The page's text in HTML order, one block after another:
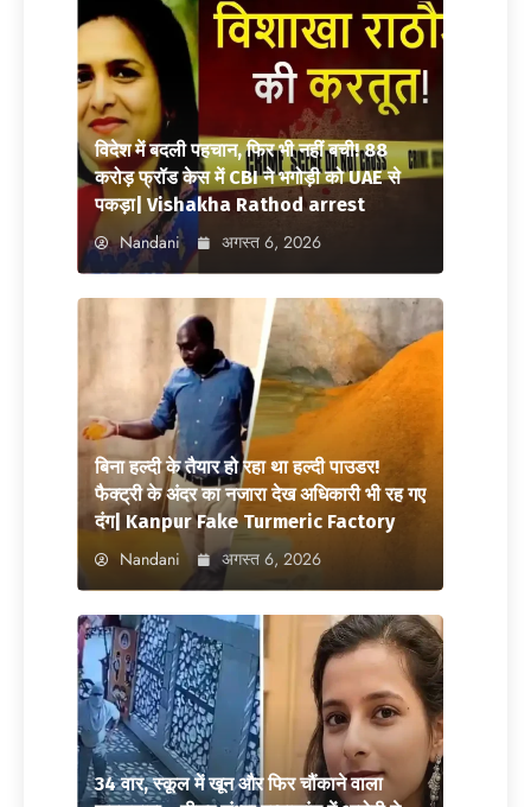
विदेश में बदली पहचान, फिर भी नहीं बची! 88
करोड़ फ्रॉड केस में CBI ने भगोड़ी को UAE से
पकड़ा| Vishakha Rathod arrest
Nandani अगस्त 6, 2026
बिना हल्दी के तैयार हो रहा था हल्दी पाउडर!
फैक्ट्री के अंदर का नजारा देख अधिकारी भी रह गए
दंग| Kanpur Fake Turmeric Factory
Nandani अगस्त 6, 2026
34 वार, स्कूल में खून और फिर चौंकाने वाला